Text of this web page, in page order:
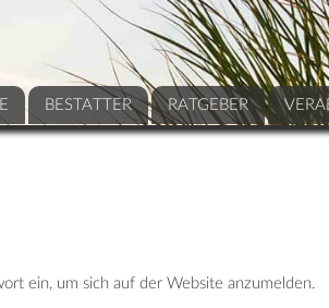
BESTATTER RATGEBER
ein, um sich auf der Website anzumelden.